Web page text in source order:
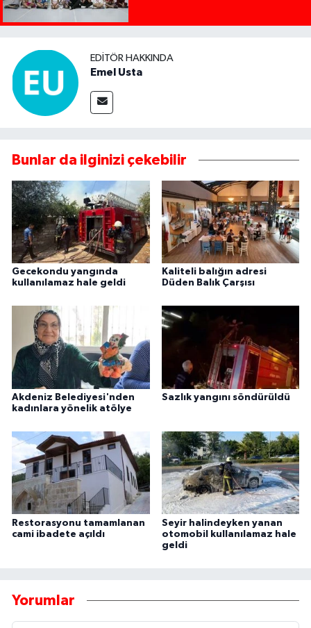
EDITÖR HAKKINDA
Emel Usta
Bunlar da ilginizi çekebilir
Gecekondu yangında
kullanılamaz hale geldi
Kaliteli balığın adresi
Düden Balık Çarşısı
Akdeniz Belediyesi'nden
kadınlara yönelik atölye
Sazlık yangını söndürüldü
Restorasyonu tamamlanan
cami ibadete açıldı
Seyir halindeyken yanan
otomobil kullanılamaz hale
geldi
Yorumlar